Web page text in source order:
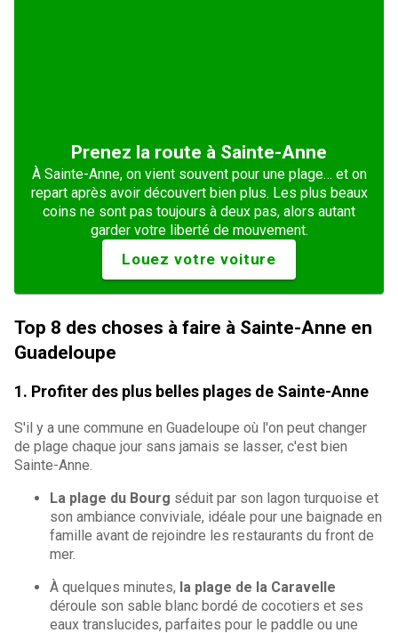
Prenez la route à Sainte-Anne
À Sainte-Anne, on vient souvent pour une plage… et on
repart après avoir découvert bien plus. Les plus beaux
coins ne sont pas toujours à deux pas, alors autant
garder votre liberté de mouvement.
Louez votre voiture
Top 8 des choses à faire à Sainte-Anne en
Guadeloupe
1. Profiter des plus belles plages de Sainte-Anne
S'il y a une commune en Guadeloupe où l'on peut changer
de plage chaque jour sans jamais se lasser, c'est bien
Sainte-Anne.
La plage du Bourg séduit par son lagon turquoise et
son ambiance conviviale, idéale pour une baignade en
famille avant de rejoindre les restaurants du front de
mer.
À quelques minutes, la plage de la Caravelle
déroule son sable blanc bordé de cocotiers et ses
eaux translucides, parfaites pour le paddle ou une